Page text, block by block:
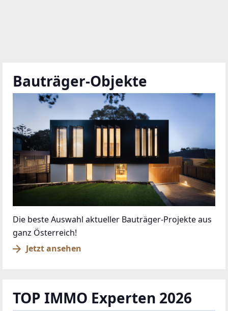
Bauträger-Objekte
Die beste Auswahl aktueller Bauträger-Projekte aus
ganz Österreich!
Jetzt ansehen
TOP IMMO Experten 2026